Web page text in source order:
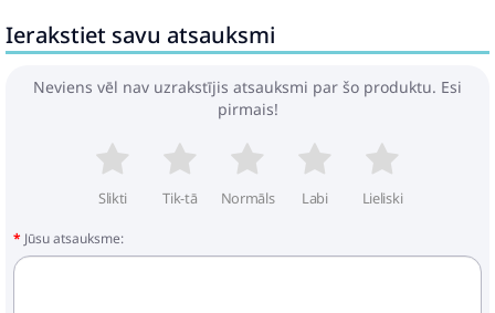
Ierakstiet savu atsauksmi
Neviens vēl nav uzrakstījis atsauksmi par šo produktu. Esi
pirmais!
Slikti Tik-tā Normāls Labi Lieliski
Jūsu atsauksme: